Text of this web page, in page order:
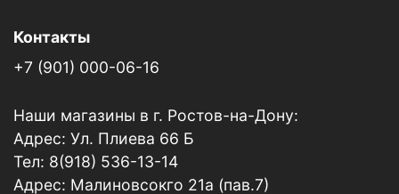
Контакты
+7 (901) 000-06-16
Наши магазины в г. Ростов-на-Дону:
Адрес: Ул. Плиева 66 Б
Тел: 8(918) 536-13-14
Адрес: Малиновсокго 21а (пав.7)